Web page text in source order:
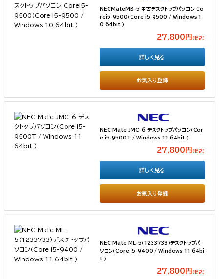
NECMateMB-5 中古デスクトップパソコン Co
rei5-9500（Core i5-9500 / Windows 1
0 64bit ）
27,800円 （税込）
お気入り登録
詳しく見る
NEC Mate JMC-6 デスクトップパソコン（Cor
e i5-9500T / Windows 11 64bit ）
27,800円 （税込）
お気入り登録
詳しく見る
NEC Mate ML-5（1233733）デスクトップパ
ソコン（Core i5-9400 / Windows 11 64bi
t ）
27,800円 （税込）